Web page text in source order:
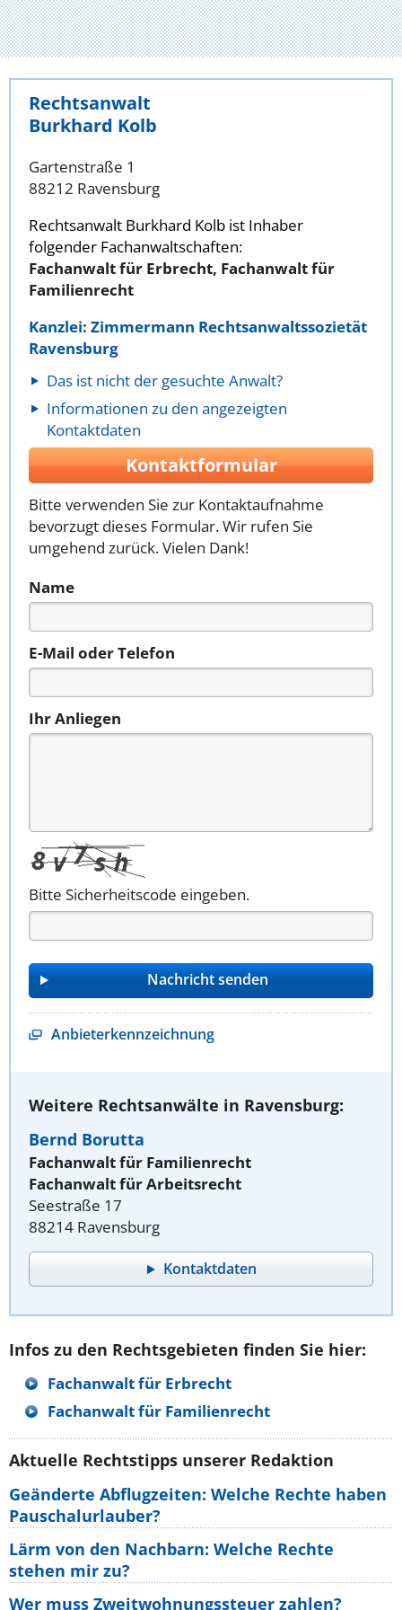
Rechtsanwalt
Burkhard Kolb
Gartenstraße 1
88212 Ravensburg
Rechtsanwalt Burkhard Kolb ist Inhaber
folgender Fachanwaltschaften:
Fachanwalt für Erbrecht, Fachanwalt für
Familienrecht
Kanzlei: Zimmermann Rechtsanwaltssozietät
Ravensburg
Das ist nicht der gesuchte Anwalt?
Informationen zu den angezeigten
Kontaktdaten
Kontaktformular
Bitte verwenden Sie zur Kontaktaufnahme
bevorzugt dieses Formular. Wir rufen Sie
umgehend zurück. Vielen Dank!
Name
E-Mail oder Telefon
Ihr Anliegen
Bitte Sicherheitscode eingeben.
Anbieterkennzeichnung
Weitere Rechtsanwälte in Ravensburg:
Bernd Borutta
Fachanwalt für Familienrecht
Fachanwalt für Arbeitsrecht
Seestraße 17
88214 Ravensburg
Kontaktdaten
Infos zu den Rechtsgebieten finden Sie hier:
Fachanwalt für Erbrecht
Fachanwalt für Familienrecht
Aktuelle Rechtstipps unserer Redaktion
Geänderte Abflugzeiten: Welche Rechte haben
Pauschalurlauber?
Lärm von den Nachbarn: Welche Rechte
stehen mir zu?
Wer muss Zweitwohnungssteuer zahlen?